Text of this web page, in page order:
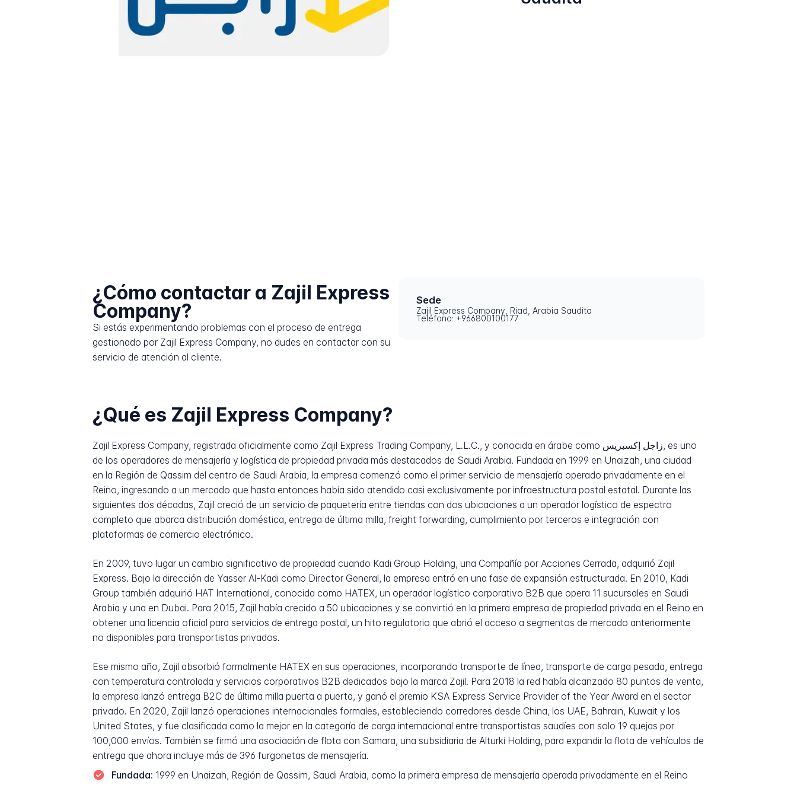
¿Cómo contactar a Zajil Express
Company?
Si estás experimentando problemas con el proceso de entrega
gestionado por Zajil Express Company, no dudes en contactar con su
servicio de atención al cliente.
Sede
Zajil Express Company, Riad, Arabia Saudita
Teléfono: +966800100177
¿Qué es Zajil Express Company?
Zajil Express Company, registrada oficialmente como Zajil Express Trading Company, L.L.C., y conocida en árabe como زاجل إكسبريس, es uno
de los operadores de mensajería y logística de propiedad privada más destacados de Saudi Arabia. Fundada en 1999 en Unaizah, una ciudad
en la Región de Qassim del centro de Saudi Arabia, la empresa comenzó como el primer servicio de mensajería operado privadamente en el
Reino, ingresando a un mercado que hasta entonces había sido atendido casi exclusivamente por infraestructura postal estatal. Durante las
siguientes dos décadas, Zajil creció de un servicio de paquetería entre tiendas con dos ubicaciones a un operador logístico de espectro
completo que abarca distribución doméstica, entrega de última milla, freight forwarding, cumplimiento por terceros e integración con
plataformas de comercio electrónico.
En 2009, tuvo lugar un cambio significativo de propiedad cuando Kadi Group Holding, una Compañía por Acciones Cerrada, adquirió Zajil
Express. Bajo la dirección de Yasser Al-Kadi como Director General, la empresa entró en una fase de expansión estructurada. En 2010, Kadi
Group también adquirió HAT International, conocida como HATEX, un operador logístico corporativo B2B que opera 11 sucursales en Saudi
Arabia y una en Dubai. Para 2015, Zajil había crecido a 50 ubicaciones y se convirtió en la primera empresa de propiedad privada en el Reino en
obtener una licencia oficial para servicios de entrega postal, un hito regulatorio que abrió el acceso a segmentos de mercado anteriormente
no disponibles para transportistas privados.
Ese mismo año, Zajil absorbió formalmente HATEX en sus operaciones, incorporando transporte de línea, transporte de carga pesada, entrega
con temperatura controlada y servicios corporativos B2B dedicados bajo la marca Zajil. Para 2018 la red había alcanzado 80 puntos de venta,
la empresa lanzó entrega B2C de última milla puerta a puerta, y ganó el premio KSA Express Service Provider of the Year Award en el sector
privado. En 2020, Zajil lanzó operaciones internacionales formales, estableciendo corredores desde China, los UAE, Bahrain, Kuwait y los
United States, y fue clasificada como la mejor en la categoría de carga internacional entre transportistas saudíes con solo 19 quejas por
100,000 envíos. También se firmó una asociación de flota con Samara, una subsidiaria de Alturki Holding, para expandir la flota de vehículos de
entrega que ahora incluye más de 396 furgonetas de mensajería.
Fundada: 1999 en Unaizah, Región de Qassim, Saudi Arabia, como la primera empresa de mensajería operada privadamente en el Reino